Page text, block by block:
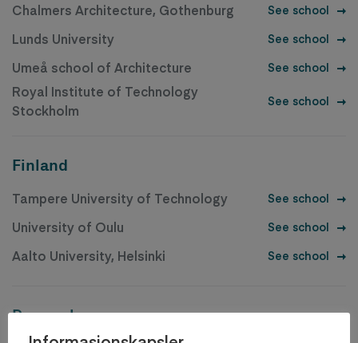
Chalmers Architecture, Gothenburg See school
Lunds University See school
Umeå school of Architecture See school
Royal Institute of Technology
Stockholm
See school
Finland
Tampere University of Technology See school
University of Oulu See school
Aalto University, Helsinki See school
Denmark